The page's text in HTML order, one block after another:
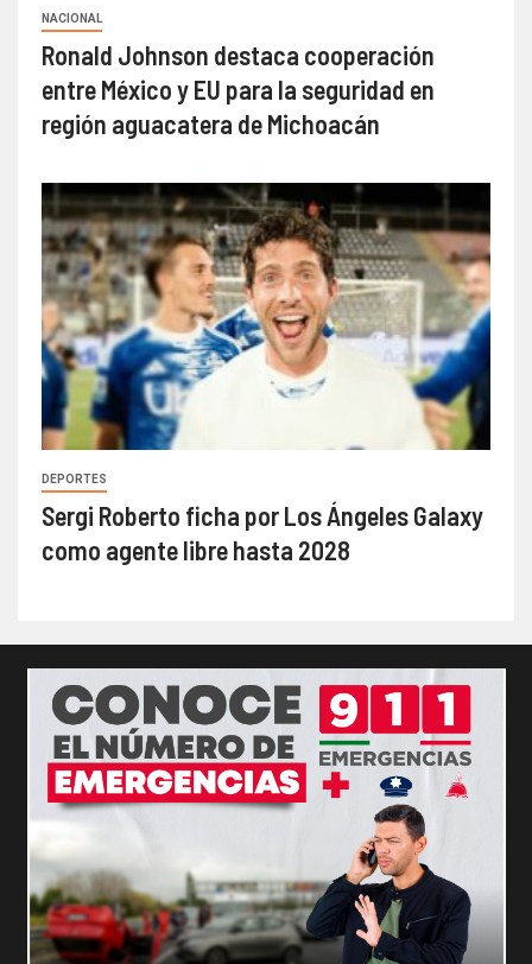
NACIONAL
Ronald Johnson destaca cooperación
entre México y EU para la seguridad en
región aguacatera de Michoacán
DEPORTES
Sergi Roberto ficha por Los Ángeles Galaxy
como agente libre hasta 2028